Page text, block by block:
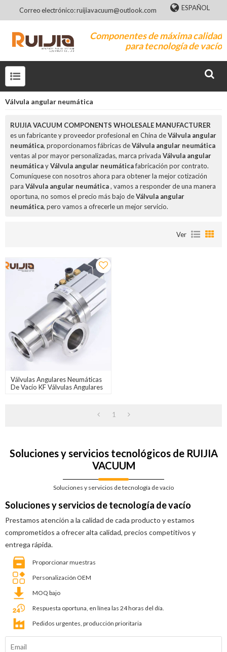
Correo electrónico: ruijiavacuum@outlook.com ESPAÑOL
Componentes de máxima calidad
para tecnología de vacío
Válvula angular neumática
RUIJIA VACUUM COMPONENTS WHOLESALE MANUFACTURER
es un fabricante y proveedor profesional en China deVálvula angular
neumática, proporcionamos fábricas deVálvula angular neumática
ventas al por mayor personalizadas, marca privada Válvula angular
neumáticayVálvula angular neumáticafabricación por contrato.
Comuníquese con nosotros ahora para obtener la mejor cotización
para Válvula angular neumática, vamos a responder de una manera
oportuna, no somos el precio más bajo deVálvula angular
neumática, pero vamos a ofrecerle un mejor servicio.
Ver
Válvulas Angulares Neumáticas
De Vacío KF Válvulas Angulares
1
Soluciones y servicios tecnológicos de RUIJIA
VACUUM
Soluciones y servicios de tecnología de vacío
Soluciones y servicios de tecnología de vacío
Prestamos atención a la calidad de cada producto y estamos
comprometidos a ofrecer alta calidad, precios competitivos y
entrega rápida.
Proporcionar muestras
Personalización OEM
MOQ bajo
Respuesta oportuna, en línea las 24 horas del día.
Pedidos urgentes, producción prioritaria